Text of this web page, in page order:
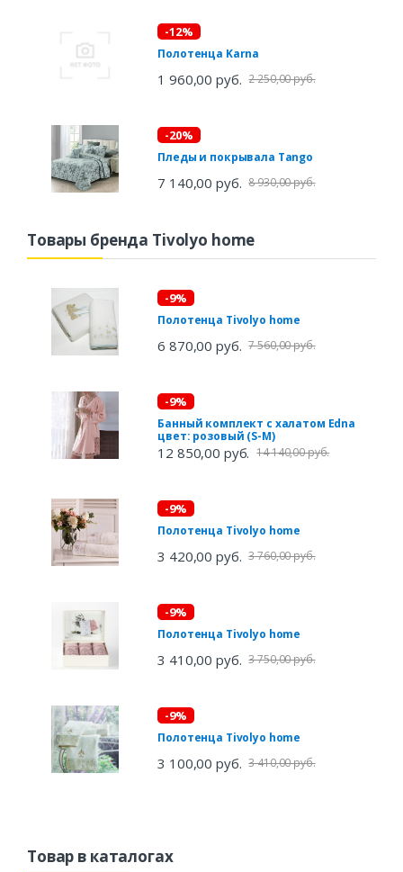
-12%
Полотенца Karna
1 960,00 руб. 2 250,00 руб.
-20%
Пледы и покрывала Tango
7 140,00 руб. 8 930,00 руб.
Товары бренда Tivolyo home
-9%
Полотенца Tivolyo home
6 870,00 руб. 7 560,00 руб.
-9%
Банный комплект с халатом Edna
цвет: розовый (S-M)
12 850,00 руб. 14 140,00 руб.
-9%
Полотенца Tivolyo home
3 420,00 руб. 3 760,00 руб.
-9%
Полотенца Tivolyo home
3 410,00 руб. 3 750,00 руб.
-9%
Полотенца Tivolyo home
3 100,00 руб. 3 410,00 руб.
Товар в каталогах